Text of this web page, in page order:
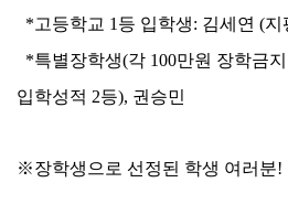
*고등학교 1 등 입학생: 김세연 (지
*특별장학생(각 100만원 장학금
입학성적 2등), 권승민
※장학생으로 선정된 학생 여러분!